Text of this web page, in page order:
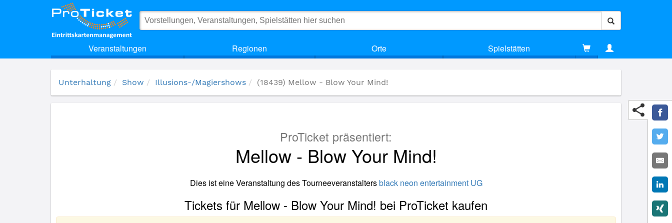
Veranstaltungen Regionen Orte Spielstätten
(18439) Mellow - Blow Your Mind!
Unterhaltung Show Illusions-/Magiershows (18439) Mellow - Blow Your Mind!
ProTicket präsentiert:
Mellow - Blow Your Mind!
Dies ist eine Veranstaltung des Tourneeveranstaltersblack neon entertainment UG
Tickets für Mellow - Blow Your Mind! bei ProTicket kaufen